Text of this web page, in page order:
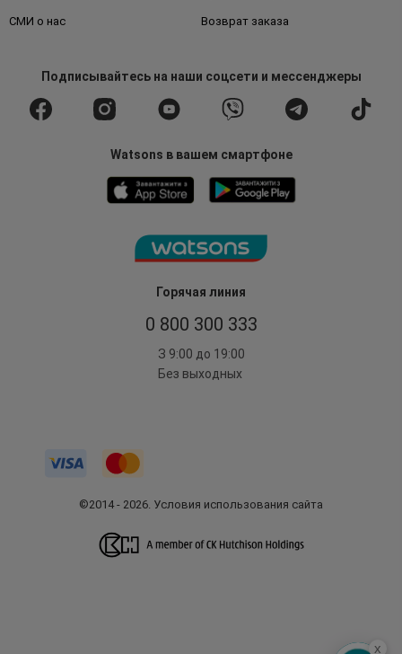
Горячая линия
0 800 300 333
З 9:00 до 19:00
Без выходных
СМИ о нас Возврат заказа
Подписывайтесьна наши соцсети и мессенджеры
Watsons в вашем смартфоне
©2014 - 2026. Условия использования сайта
x